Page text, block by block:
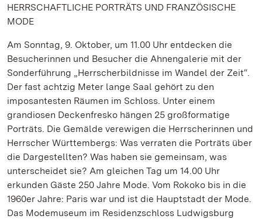
HERRSCHAFTLICHE PORTRÄTS UND FRANZÖSISCHE
MODE
Am Sonntag, 9. Oktober, um 11.00 Uhr entdecken die
Besucherinnen und Besucher die Ahnengalerie mit der
Sonderführung „Herrscherbildnisse im Wandel der Zeit“.
Der fast achtzig Meter lange Saal gehört zu den
imposantesten Räumen im Schloss. Unter einem
grandiosen Deckenfresko hängen 25 großformatige
Porträts. Die Gemälde verewigen die Herrscherinnen und
Herrscher Württembergs: Was verraten die Porträts über
die Dargestellten? Was haben sie gemeinsam, was
unterscheidet sie? Am gleichen Tag um 14.00 Uhr
erkunden Gäste 250 Jahre Mode. Vom Rokoko bis in die
1960er Jahre: Paris war und ist die Hauptstadt der Mode.
Das Modemuseum im Residenzschloss Ludwigsburg